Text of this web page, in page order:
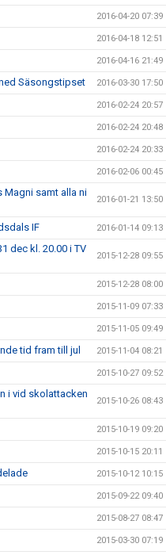
2016-04-20 07:39
2016-04-18 12:51
2016-04-16 21:49
Säsongstipset 2016-03-30 17:50
2016-02-24 20:57
2016-02-24 20:48
2016-02-24 20:33
2016-02-06 00:45
Magni samt alla ni
2016-01-21 13:50
IF 2016-01-14 09:13
dec kl. 20.00 i TV
2015-12-28 09:55
2015-12-28 08:00
2015-11-09 07:33
2015-11-05 09:49
tid fram till jul 2015-11-04 08:21
2015-10-27 09:52
i vid skolattacken
2015-10-26 08:43
2015-10-19 09:20
2015-10-15 20:11
2015-10-12 10:15
2015-09-22 09:40
2015-08-27 08:47
2015-03-30 07:19